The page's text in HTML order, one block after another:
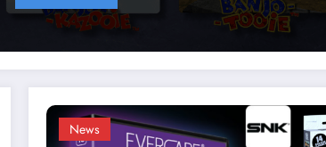
News